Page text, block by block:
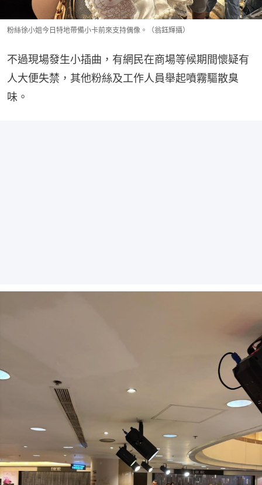
粉絲徐小姐今日特地帶備小卡前來支持偶像。（翁鈺輝攝）
不過現場發生小插曲，有網民在商場等候期間懷疑有
人大便失禁，其他粉絲及工作人員舉起噴霧驅散臭
味。